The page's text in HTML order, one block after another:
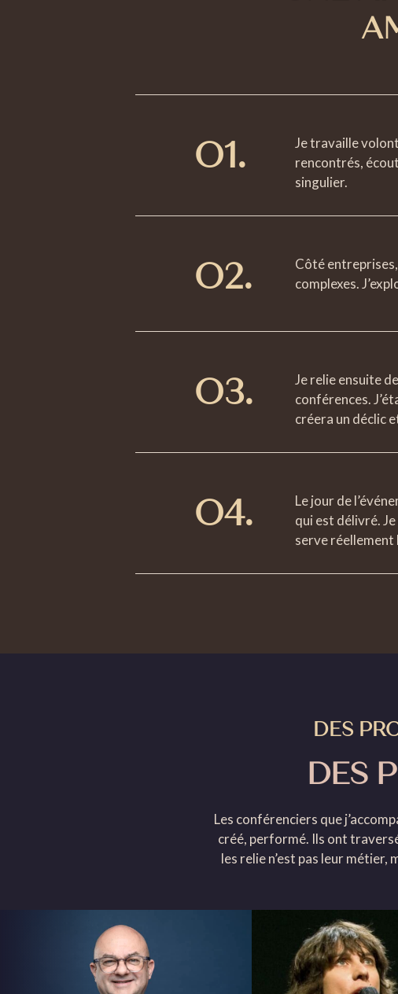
O1.
Je travaille
rencontrés,
singulier.
O2.
Côté
complexes.
O3.
Je relie ensuite
conférences.
créera un déclic
O4.
Le jour de
qui est délivré.
serve réellement
DES
DES
Les conférenciers que
créé, performé. Ils ont
les relie n’est pas leur